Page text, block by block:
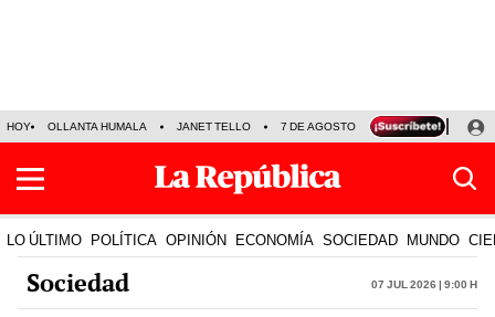
HOY OLLANTA HUMALA JANET TELLO 7 DE AGOSTO TINKA RESULTADOS
LO ÚLTIMO POLÍTICA OPINIÓN ECONOMÍA SOCIEDAD MUNDO
Sociedad 07 Jul 2026 | 9:00 h